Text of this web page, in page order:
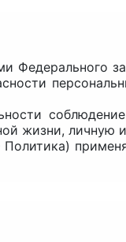
Федерального
жизни, личную